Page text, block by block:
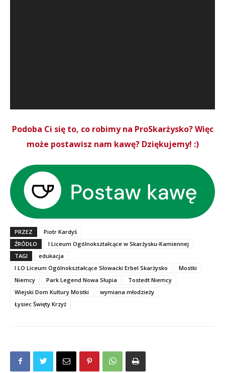
Podoba Ci się to, co robimy na ProSkarżysko? Więc
może postawisz nam kawę? Dziękujemy! :)
PRZEZ
Piotr Kardyś
ŹRÓDŁO
I Liceum Ogólnokształcące w Skarżysku-Kamiennej
TAGI
edukacja
I LO Liceum Ogólnokształcące Słowacki Erbel Skarżysko
Mostki
Niemcy
Park Legend Nowa Słupia
Tostedt Niemcy
Wiejski Dom Kultury Mostki
wymiana młodzieży
Łysiec Święty Krzyż